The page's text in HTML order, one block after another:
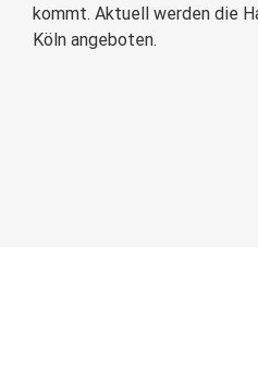
kommt. Aktuell werden die
Köln angeboten.